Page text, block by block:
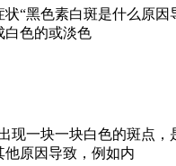
“黑色素白斑是什么原
白色的或淡色
现一块一块白色的斑点
原因导致，例如内